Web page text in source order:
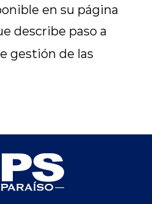
en su página
describe paso a
gestión de las